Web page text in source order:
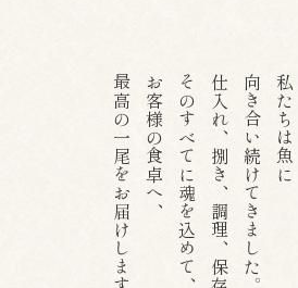
私たちは魚に
向き合い続けてきました。
仕入れ、捌き、調理、保存、販売。
そのすべてに魂を込めて、
お客様の食卓へ、
最高の一尾をお届けします。